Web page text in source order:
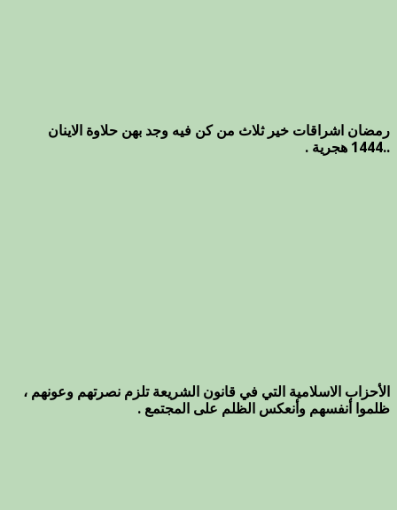
رمضان اشراقات خير ثلاث من كن فيه وجد بهن حلاوة الاينان
..1444 هجرية .
الأحزاب الاسلامية التي في قانون الشريعة تلزم نصرتهم وعونهم ،
ظلموا أنفسهم وأنعكس الظلم على المجتمع .